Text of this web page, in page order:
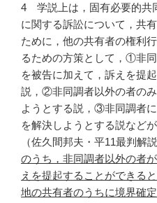
4 学説上は，固有必要的共
に関する訴訟について，共
ために，他の共有者の権利
るための方策として，①非
を被告に加えて，訴えを提
説，②非同調者以外の者の
ようとする説，③非同調者
を解決しようとする説など
（佐久間邦夫・平11最判解
のうち，非同調者以外の者
えを提起することができる
地の共有者のうちに境界確